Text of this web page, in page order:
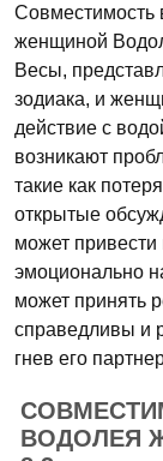
Совместимость
женщиной
Весы,
зодиака, и
действие с
возникают
такие как
открытые
может
эмоционально
может принять
справедливы и
гнев его
ВОДОЛЕЯ